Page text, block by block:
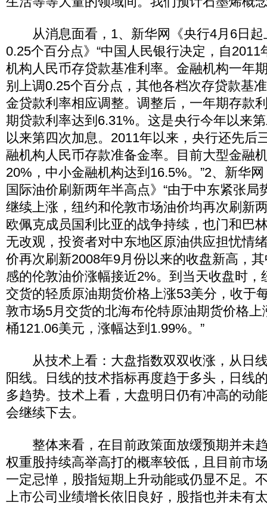
从消息面看，1、新华网《央行4月6日起
0.25个百分点》“中国人民银行决定，自2011
机构人民币存贷款基准利率。金融机构一年
别上调0.25个百分点，其他各档次存贷款基
金贷款利率相应调整。调整后，一年期存款
期贷款利率达到6.31%。这是央行今年以来
以来第四次加息。2011年以来，央行还先后
融机构人民币存款准备金率。目前大型金融
20%，中小金融机构达到16.5%。”2、新华
国际油价刷新两年半高点》“由于中东紧张局
继续上涨，纽约和伦敦市场油价均再次刷新
欧佩克成员国利比亚的战争持续，也门和巴
无改观，投资者对中东地区原油供应担忧情
价再次刷新2008年9月份以来的收盘新高，
感的伦敦油价涨幅接近2%。到当天收盘时，
交货的轻质原油期货价格上涨53美分，收于
敦市场5月交货的北海布伦特原油期货价格
桶121.06美元，涨幅达到1.99%。”
从技术上看：大盘指数双双收涨，从日
阳线。日线的技术指标再度趋于多头，日线
多趋势。技术上看，大盘明日仍有冲高的动
会继续下去。
整体来看，在目前政策面放缓预期并未
权重股持续高举高打的概率较低，且目前市
一定忌惮，股指短期上升动能或仍显不足。
上市公司业绩增长依旧良好，股指也并未有